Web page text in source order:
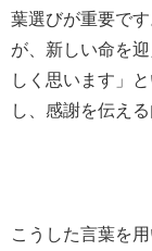
葉選びが重要で
が、新しい命を
しく思います」
し、感謝を伝え
こうした言葉を